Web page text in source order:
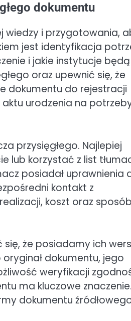
dokumentu
wiedzy i przygotowania,
jest identyfikacja
i jakie instytucje
oraz upewnić się, że
dokumentu do rejestracji
urodzenia na
przysięgłego. Najlepiej
lub korzystać z list
posiadał uprawnienia
kontakt z
koszt oraz sposób
że posiadamy ich
dokumentu, jego
weryfikacji
ma kluczowe znaczenie.
dokumentu